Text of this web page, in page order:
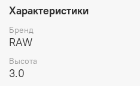
Характеристики
Бренд
RAW
Высота
3.0